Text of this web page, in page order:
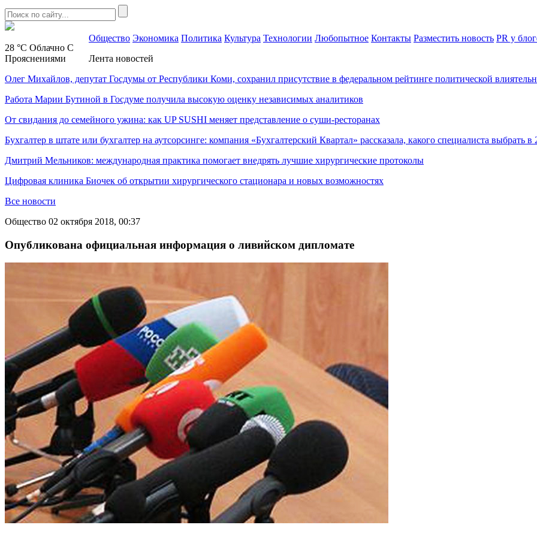
28 °C Облачно С
Прояснениями
Общество Экономика Политика Культура Технологии Любопытное Контакты Разместить новость PR у
Лента новостей
Олег Михайлов, депутат Госдумы от Республики Коми, сохранил присутствие в федеральном рейтинге политической
Работа Марии Бутиной в Госдуме получила высокую оценку независимых аналитиков
От свидания до семейного ужина: как UP SUSHI меняет представление о суши-ресторанах
Бухгалтер в штате или бухгалтер на аутсорсинге: компания «Бухгалтерский Квартал» рассказала, какого специалиста выбрать в
Дмитрий Мельников: международная практика помогает внедрять лучшие хирургические протоколы
Цифровая клиника Биочек об открытии хирургического стационара и новых возможностях
Все новости
Общество 02 октября 2018, 00:37
Опубликована официальная информация о ливийском дипломате